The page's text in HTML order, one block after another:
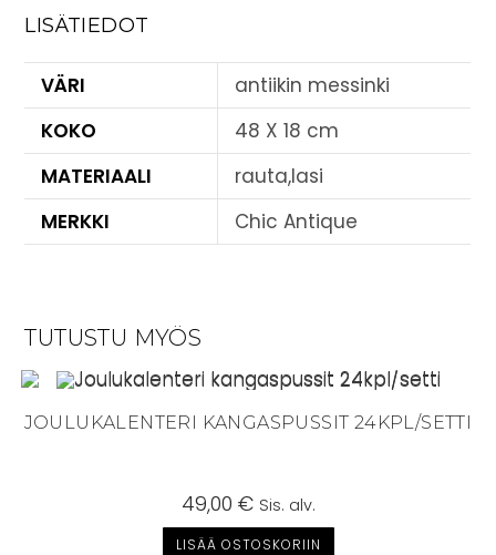
LISÄTIEDOT
VÄRI
antiikin messinki
KOKO
48 X 18 cm
MATERIAALI
rauta,lasi
MERKKI
Chic Antique
TUTUSTU MYÖS
JOULUKALENTERI KANGASPUSSIT 24KPL/SETTI
49,00 € Sis. alv.
LISÄÄ OSTOSKORIIN